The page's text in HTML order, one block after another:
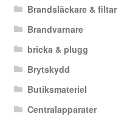
Brandsläckare & filtar
Brandvarnare
bricka & plugg
Brytskydd
Butiksmateriel
Centralapparater